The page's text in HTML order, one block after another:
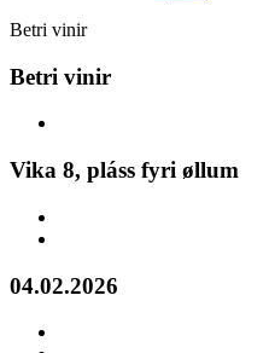
Betri vinir
Betri vinir
Vika 8, pláss fyri øllum
04.02.2026